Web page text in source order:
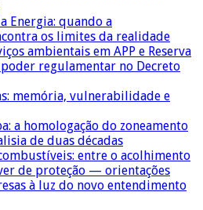
Energia: quando a
os limites da realidade
ambientais em APP e Reserva
regulamentar no Decreto
memória, vulnerabilidade e
a homologação do zoneamento
de duas décadas
entre o acolhimento
de proteção — orientações
à luz do novo entendimento